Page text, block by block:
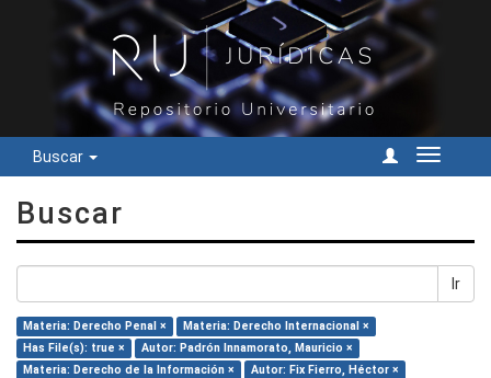
Buscar
Cambiar
Buscar
Ir
Materia: Derecho Penal ×
Materia: Derecho Internacional ×
Has File(s): true ×
Autor: Padrón Innamorato, Mauricio ×
Materia: Derecho de la Información ×
Autor: Fix Fierro, Héctor ×